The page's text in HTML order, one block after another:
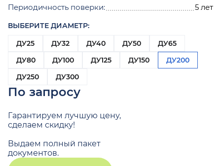
Периодичность поверки:
5 лет
ВЫБЕРИТЕ ДИАМЕТР:
ДУ25
ДУ32 ДУ40 ДУ50
ДУ65
ДУ80
ДУ100 ДУ125 ДУ150
ДУ200
ДУ250
ДУ300
По запросу
Гарантируем лучшую цену,
сделаем скидку!
Выдаем полный пакет
документов.